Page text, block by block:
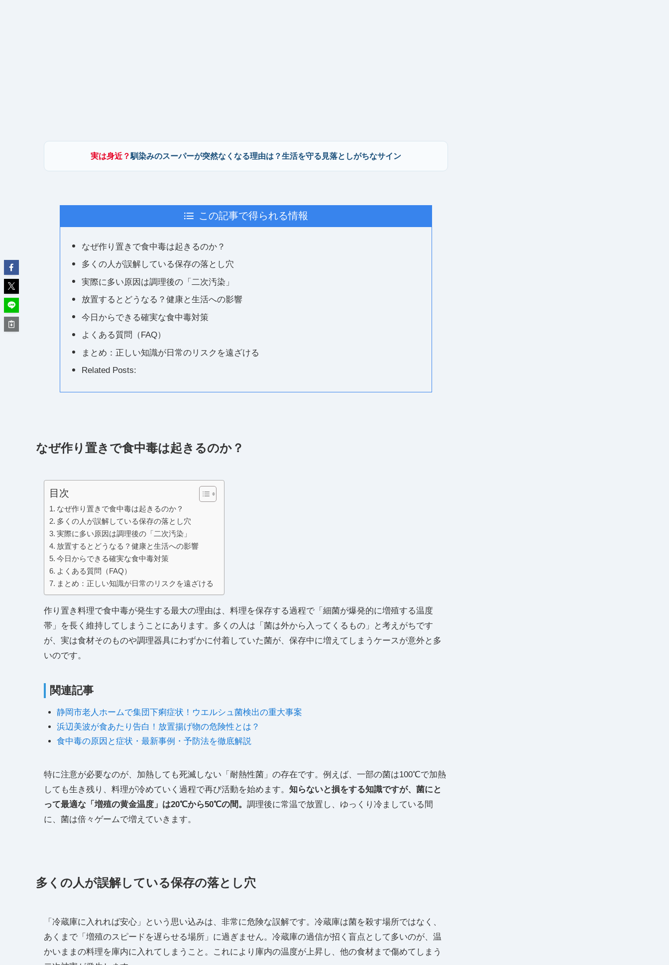
実は身近？馴染みのスーパーが突然なくなる理由は？生活を守る見落としがちなサイン
この記事で得られる情報
なぜ作り置きで食中毒は起きるのか？
多くの人が誤解している保存の落とし穴
実際に多い原因は調理後の「二次汚染」
放置するとどうなる？健康と生活への影響
今日からできる確実な食中毒対策
よくある質問（FAQ）
まとめ：正しい知識が日常のリスクを遠ざける
Related Posts:
なぜ作り置きで食中毒は起きるのか？
目次
なぜ作り置きで食中毒は起きるのか？
多くの人が誤解している保存の落とし穴
実際に多い原因は調理後の「二次汚染」
放置するとどうなる？健康と生活への影響
今日からできる確実な食中毒対策
よくある質問（FAQ）
まとめ：正しい知識が日常のリスクを遠ざける
作り置き料理で食中毒が発生する最大の理由は、料理を保存する過程で「細菌が爆発的に増殖する温度
帯」を長く維持してしまうことにあります。多くの人は「菌は外から入ってくるもの」と考えがちです
が、実は食材そのものや調理器具にわずかに付着していた菌が、保存中に増えてしまうケースが意外と多
いのです。
関連記事
静岡市老人ホームで集団下痢症状！ウエルシュ菌検出の重大事案
浜辺美波が食あたり告白！放置揚げ物の危険性とは？
食中毒の原因と症状・最新事例・予防法を徹底解説
特に注意が必要なのが、加熱しても死滅しない「耐熱性菌」の存在です。例えば、一部の菌は100℃で加熱
しても生き残り、料理が冷めていく過程で再び活動を始めます。 知らないと損をする知識ですが、菌にと
って最適な「増殖の黄金温度」は20℃から50℃の間。 調理後に常温で放置し、ゆっくり冷ましている間
に、菌は倍々ゲームで増えていきます。
多くの人が誤解している保存の落とし穴
「冷蔵庫に入れれば安心」という思い込みは、非常に危険な誤解です。冷蔵庫は菌を殺す場所ではなく、
あくまで「増殖のスピードを遅らせる場所」に過ぎません。冷蔵庫の過信が招く盲点として多いのが、温
かいままの料理を庫内に入れてしまうこと。これにより庫内の温度が上昇し、他の食材まで傷めてしまう